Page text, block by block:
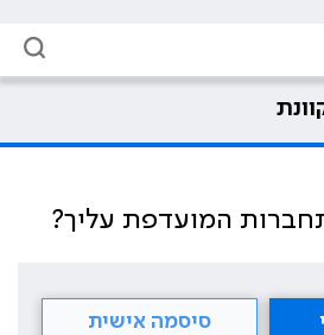
המועדפת עליך?
סיסמה אישית